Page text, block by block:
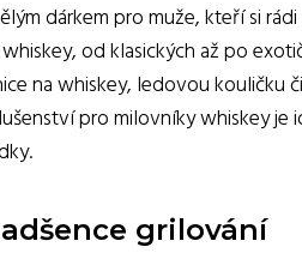
dárkem pro muže, kteří si
od klasických až po
na whiskey, ledovou kouličku
pro milovníky whiskey je
grilování